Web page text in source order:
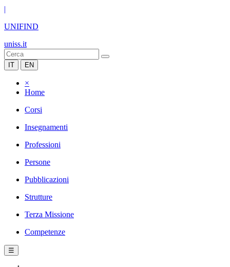
|
UNIFIND
uniss.it
IT EN
×
Home
Corsi
Insegnamenti
Professioni
Persone
Pubblicazioni
Strutture
Terza Missione
Competenze
☰